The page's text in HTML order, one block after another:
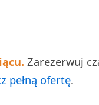
Zarezerwuj
pełną ofertę.